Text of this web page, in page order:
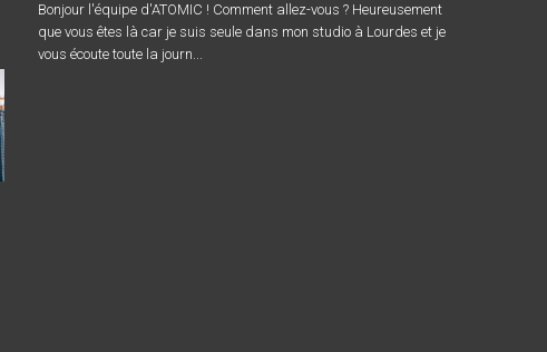
Bonjour l'équipe d'ATOMIC ! Comment allez-vous ? Heureusement
que vous êtes là car je suis seule dans mon studio à Lourdes et je
vous écoute toute la journ...